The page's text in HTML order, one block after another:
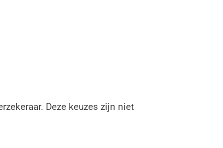
Deze keuzes zijn niet